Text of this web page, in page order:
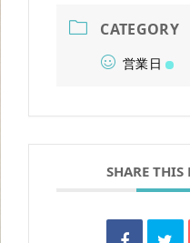
CATEGORY
営業日
SHARE THIS